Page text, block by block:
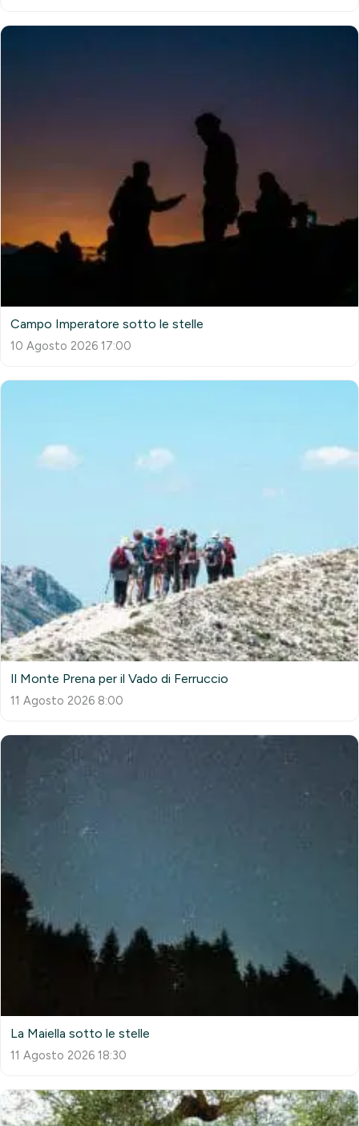
Campo Imperatore sotto le stelle
10 Agosto 2026 17:00
Il Monte Prena per il Vado di Ferruccio
11 Agosto 2026 8:00
La Maiella sotto le stelle
11 Agosto 2026 18:30